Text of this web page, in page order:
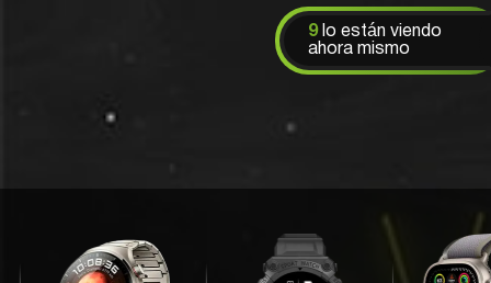
9lo están viendo
ahora mismo